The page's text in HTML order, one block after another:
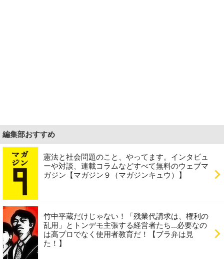
編集部おすすめ
憲法と社会問題のこと、やってます。インタビュ
ーや対談、連載コラムなどすべて無料のウェブマ
ガジン【マガジン９（マガジンキュウ）】
竹中平蔵だけじゃない！「残業代請求は、権利の
乱用」とトンデモ主張する経営者たち...必要なの
は高プロでなく使用者教育だ！【ブラ弁は見
た！】